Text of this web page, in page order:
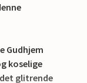
Gudhjem
koselige
glitrende